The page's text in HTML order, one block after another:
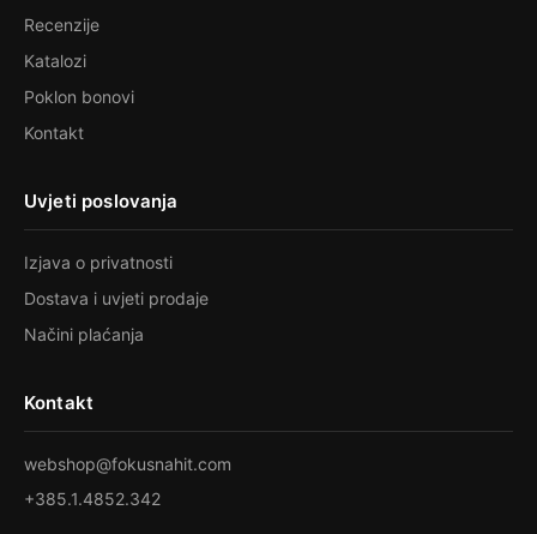
Recenzije
Katalozi
Poklon bonovi
Kontakt
Uvjeti poslovanja
Izjava o privatnosti
Dostava i uvjeti prodaje
Načini plaćanja
Kontakt
webshop@fokusnahit.com
+385.1.4852.342